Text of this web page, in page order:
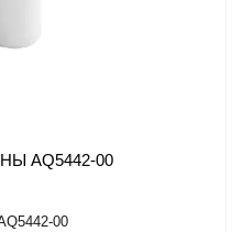
AQ5442-00
00